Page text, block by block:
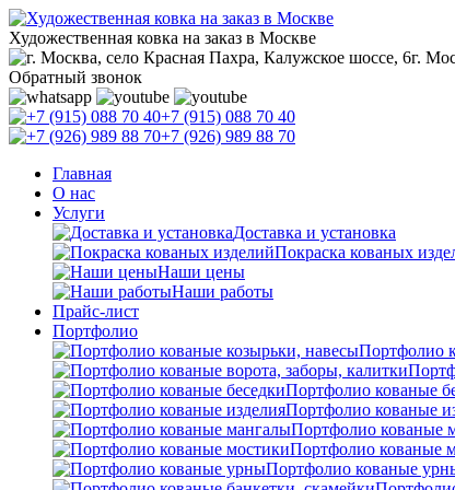
Художественная ковка на заказ в Москве
г.
Обратный звонок
+7 (915) 088 70 40
+7 (926) 989 88 70
Главная
О нас
Услуги
Доставка и установка
Покраска кованых
Наши цены
Наши работы
Прайс-лист
Портфолио
Портфолио
Портфолио кованые
Портфолио кованые
Портфолио кованые
Портфолио кованые
Портфолио кованые